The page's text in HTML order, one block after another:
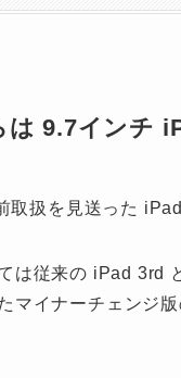
は 9.7インチ
取扱を見送った
は従来の iPad 3rd
マイナーチェンジ